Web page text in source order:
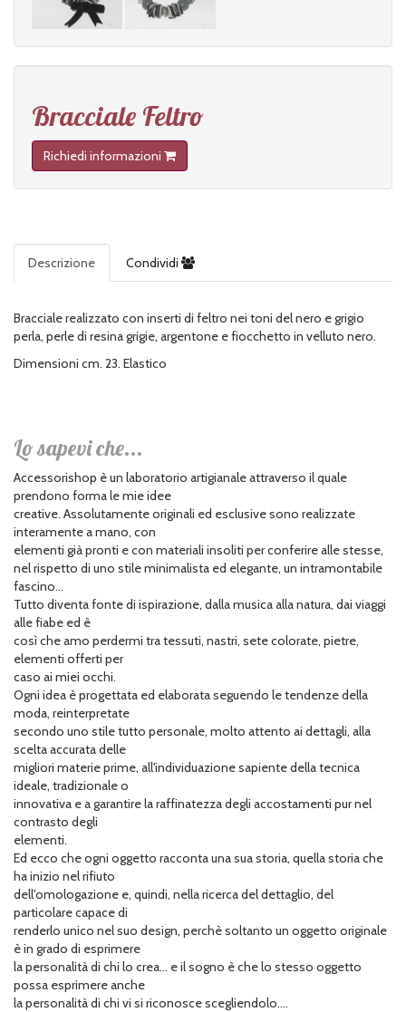
Bracciale Feltro
Richiedi informazioni
Descrizione Condividi
Bracciale realizzato con inserti di feltro nei toni del nero e grigio
perla, perle di resina grigie, argentone e fiocchetto in velluto nero.
Dimensioni cm. 23. Elastico
Lo sapevi che...
Accessorishop è un laboratorio artigianale attraverso il quale
prendono forma le mie idee
creative. Assolutamente originali ed esclusive sono realizzate
interamente a mano, con
elementi già pronti e con materiali insoliti per conferire alle stesse,
nel rispetto di uno stile minimalista ed elegante, un intramontabile
fascino...
Tutto diventa fonte di ispirazione, dalla musica alla natura, dai viaggi
alle fiabe ed è
così che amo perdermi tra tessuti, nastri, sete colorate, pietre,
elementi offerti per
caso ai miei occhi.
Ogni idea è progettata ed elaborata seguendo le tendenze della
moda, reinterpretate
secondo uno stile tutto personale, molto attento ai dettagli, alla
scelta accurata delle
migliori materie prime, all'individuazione sapiente della tecnica
ideale, tradizionale o
innovativa e a garantire la raffinatezza degli accostamenti pur nel
contrasto degli
elementi.
Ed ecco che ogni oggetto racconta una sua storia, quella storia che
ha inizio nel rifiuto
dell'omologazione e, quindi, nella ricerca del dettaglio, del
particolare capace di
renderlo unico nel suo design, perchè soltanto un oggetto originale
è in grado di esprimere
la personalità di chi lo crea... e il sogno è che lo stesso oggetto
possa esprimere anche
la personalità di chi vi si riconosce scegliendolo....